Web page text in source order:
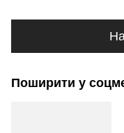
Поширити у